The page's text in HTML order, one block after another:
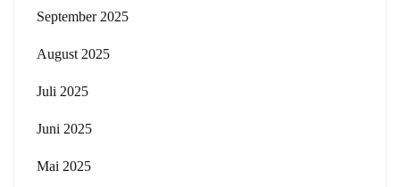
September 2025
August 2025
Juli 2025
Juni 2025
Mai 2025